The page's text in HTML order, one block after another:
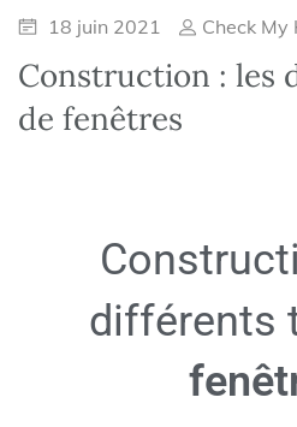
18 juin 2021 Check My
Construction : les
de fenêtres
différents